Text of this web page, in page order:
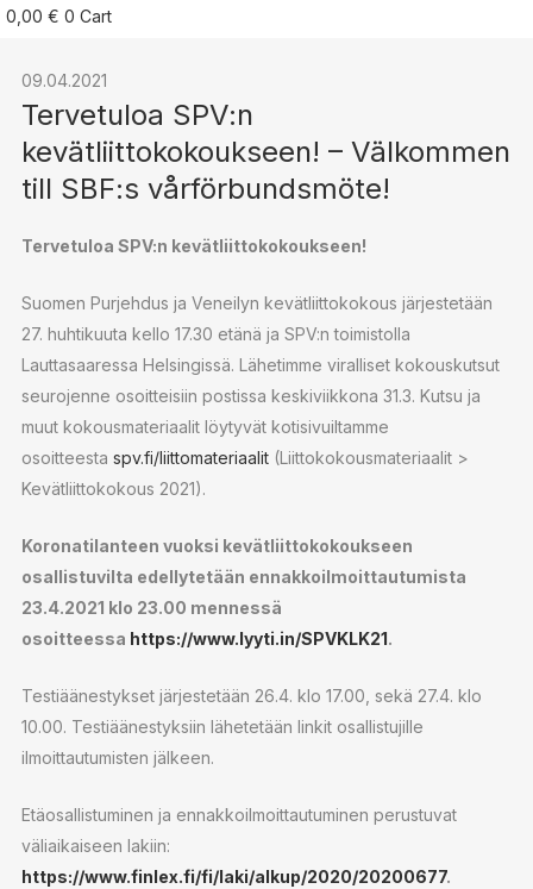
0,00 € 0 Cart
09.04.2021
Tervetuloa SPV:n
kevätliittokokoukseen! – Välkommen
till SBF:s vårförbundsmöte!
Tervetuloa SPV:n kevätliittokokoukseen!
Suomen Purjehdus ja Veneilyn kevätliittokokous järjestetään
27. huhtikuuta kello 17.30 etänä ja SPV:n toimistolla
Lauttasaaressa Helsingissä. Lähetimme viralliset kokouskutsut
seurojenne osoitteisiin postissa keskiviikkona 31.3. Kutsu ja
muut kokousmateriaalit löytyvät kotisivuiltamme
osoitteesta spv.fi/liittomateriaalit(Liittokokousmateriaalit >
Kevätliittokokous 2021).
Koronatilanteen vuoksi kevätliittokokoukseen
osallistuvilta edellytetään ennakkoilmoittautumista
23.4.2021 klo 23.00 mennessä
osoitteessa https://www.lyyti.in/SPVKLK21.
Testiäänestykset järjestetään 26.4. klo 17.00, sekä 27.4. klo
10.00. Testiäänestyksiin lähetetään linkit osallistujille
ilmoittautumisten jälkeen.
Etäosallistuminen ja ennakkoilmoittautuminen perustuvat
väliaikaiseen lakiin:
https://www.finlex.fi/fi/laki/alkup/2020/20200677.